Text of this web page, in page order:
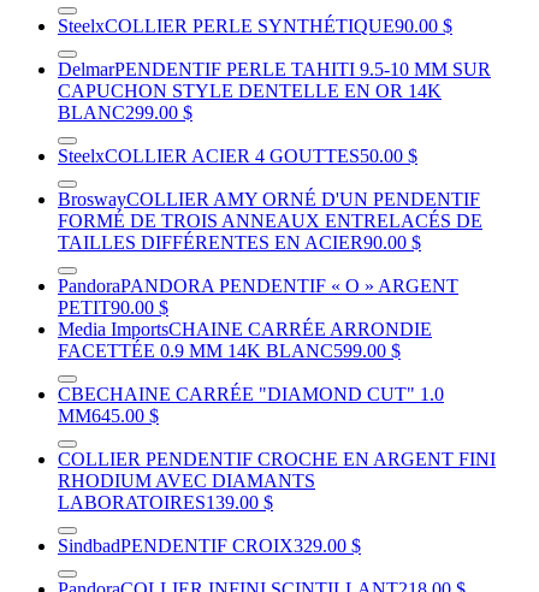
SteelxCOLLIER PERLE SYNTHÉTIQUE90.00 $
DelmarPENDENTIF PERLE TAHITI 9.5-10 MM SUR
CAPUCHON STYLE DENTELLE EN OR 14K
BLANC299.00 $
SteelxCOLLIER ACIER 4 GOUTTES50.00 $
BroswayCOLLIER AMY ORNÉ D'UN PENDENTIF
FORMÉ DE TROIS ANNEAUX ENTRELACÉS DE
TAILLES DIFFÉRENTES EN ACIER90.00 $
PandoraPANDORA PENDENTIF « O » ARGENT
PETIT90.00 $
Media ImportsCHAINE CARRÉE ARRONDIE
FACETTÉE 0.9 MM 14K BLANC599.00 $
CBECHAINE CARRÉE "DIAMOND CUT" 1.0
MM645.00 $
COLLIER PENDENTIF CROCHE EN ARGENT FINI
RHODIUM AVEC DIAMANTS
LABORATOIRES139.00 $
SindbadPENDENTIF CROIX329.00 $